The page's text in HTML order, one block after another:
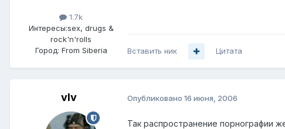
1.7k
Интересы:sex, drugs &
rock'n'rolls
Город: From Siberia Вставить ник Цитата
vIv Опубликовано 16 июня, 2006
Так распространение порнографии